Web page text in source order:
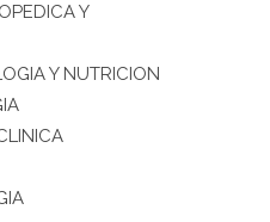
Y
Y NUTRICION